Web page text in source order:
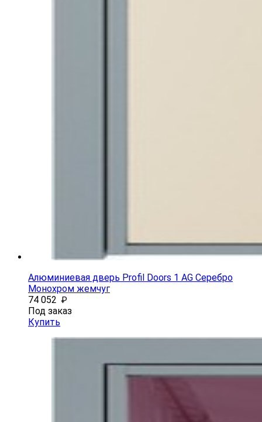
Алюминиевая дверь Profil Doors 1 AG Серебро
Монохром жемчуг
74 052 ₽
Под заказ
Купить